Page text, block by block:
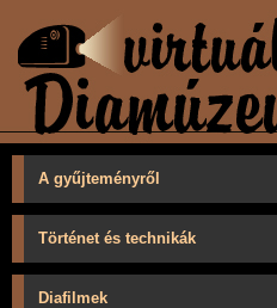
A gyűjteményről
Történet és technikák
Diafilmek